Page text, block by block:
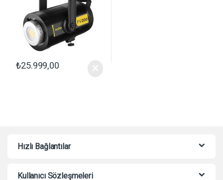
₺25.999,00
Hızlı Bağlantılar
Kullanıcı Sözleşmeleri